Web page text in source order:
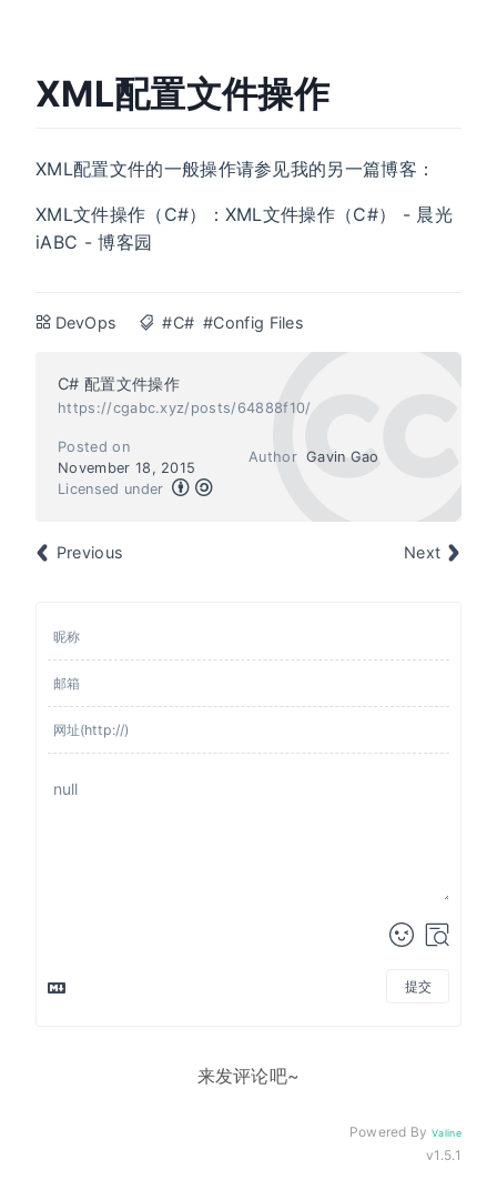
XML配置文件操作
XML配置文件的一般操作请参见我的另一篇博客：
XML文件操作（C#）：XML文件操作（C#） - 晨光
iABC - 博客园
DevOps #C# #Config Files
C# 配置文件操作
https://cgabc.xyz/posts/64888f10/
Author Gavin Gao
Posted on
November 18, 2015
Licensed under
Previous Next
提交
来发评论吧~
Powered ByValine
v1.5.1